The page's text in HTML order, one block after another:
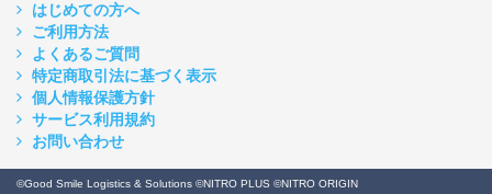
はじめての方へ
ご利用方法
よくあるご質問
特定商取引法に基づく表示
個人情報保護方針
サービス利用規約
お問い合わせ
©Good Smile Logistics & Solutions ©NITRO PLUS ©NITRO ORIGIN